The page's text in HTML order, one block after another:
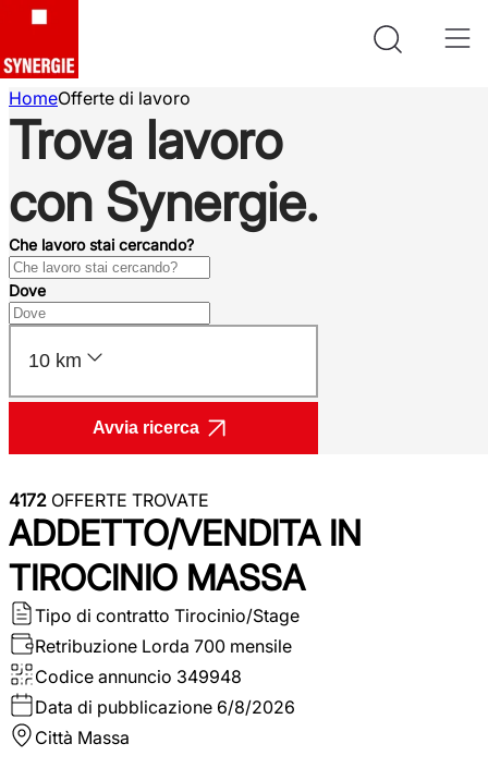
HomeOfferte di lavoro
Trova lavoro
con Synergie.
Che lavoro stai cercando?
Dove
10 km
Avvia ricerca
4172 OFFERTE TROVATE
ADDETTO/VENDITA IN
TIROCINIO MASSA
Tipo di contratto Tirocinio/Stage
Retribuzione Lorda 700 mensile
Codice annuncio 349948
Data di pubblicazione 6/8/2026
Città Massa